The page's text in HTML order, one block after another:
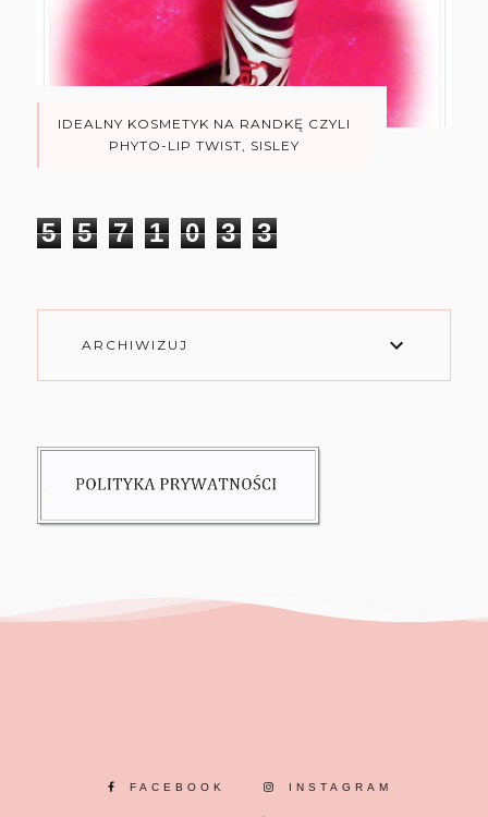
IDEALNY KOSMETYK NA RANDKĘ CZYLI
PHYTO-LIP TWIST, SISLEY
5 5 7 1 0 3 3
ARCHIWIZUJ
FACEBOOK INSTAGRAM